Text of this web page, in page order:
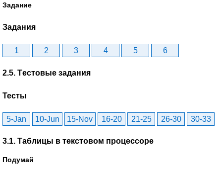
Задание
Задания
1 2 3 4 5 6
2.5. Tестовые задания
Тесты
5-Jan 10-Jun 15-Nov 16-20 21-25 26-30 30-33
3.1. Таблицы в текстовом процессоре
Подумай